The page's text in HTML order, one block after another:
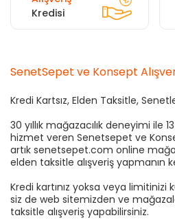
Kredisi
SenetSepet ve Konsept
Kredi Kartsız, Elden Taksitle,
30 yıllık mağazacılık deneyimi ile
hizmet veren Senetsepet ve
artık senetsepet.com online
elden taksitle alışveriş yapmanın
Kredi kartınız yoksa veya limitinizi
siz de web sitemizden ve
taksitle alışveriş yapabilirsiniz.